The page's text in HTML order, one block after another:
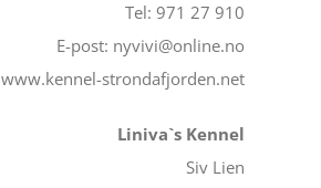
Tel: 971 27 910
E-post: nyvivi@online.no
www.kennel-strondafjorden.net
Liniva`s Kennel
Siv Lien